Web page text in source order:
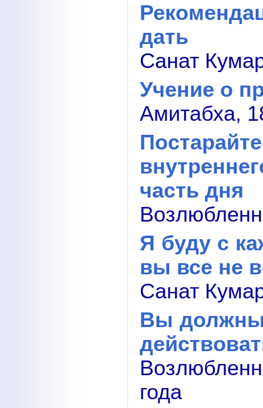
дать
Санат
Учение о
Амитабха,
часть дня
Я буду с
вы все не
Санат
Вы должны
года